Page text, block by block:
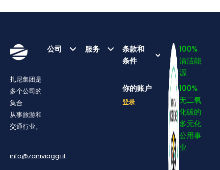
扎尼集团是
多个公司的
集合
从事旅游和
交通行业。
info@zaniviaggi.it
公司 服务
条款和
条件
你的账户
登录
100%
清洁能
源
100%
无二氧
化碳的
多元化
公用事
业